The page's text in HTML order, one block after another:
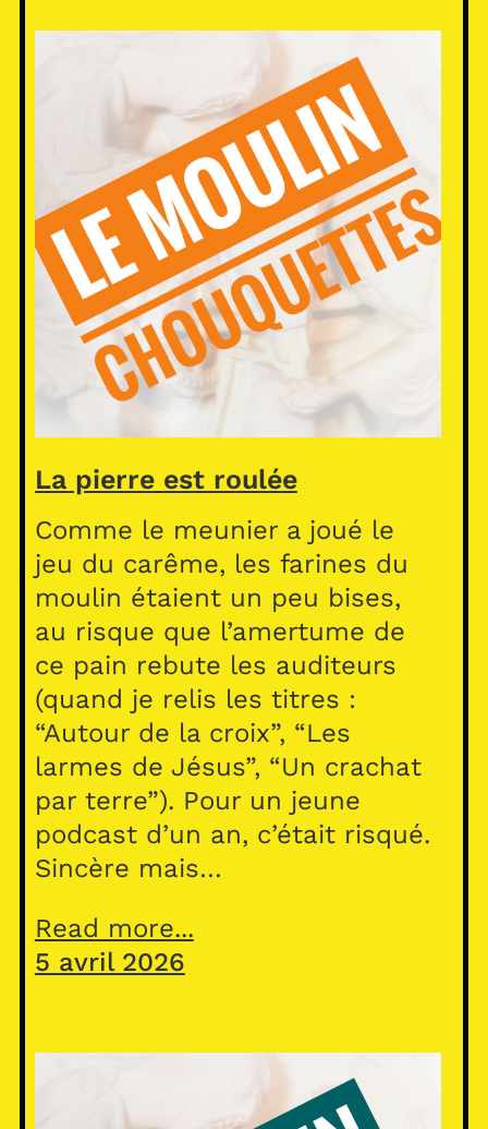
La pierre est roulée
Comme le meunier a joué le
jeu du carême, les farines du
moulin étaient un peu bises,
au risque que l’amertume de
ce pain rebute les auditeurs
(quand je relis les titres :
“Autour de la croix”, “Les
larmes de Jésus”, “Un crachat
par terre”). Pour un jeune
podcast d’un an, c’était risqué.
Sincère mais…
Read more...
5 avril 2026